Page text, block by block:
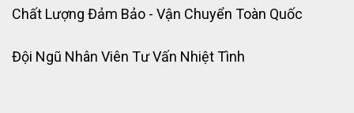
Chất Lượng Đảm Bảo - Vận Chuyển Toàn Quốc
Đội Ngũ Nhân Viên Tư Vấn Nhiệt Tình